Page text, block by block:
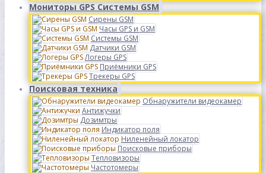
Мониторы GPS Системы GSM
Сирены GSM
Часы GPS и GSM
Системы GSM
Датчики GSM
Логеры GPS
Приёмники GPS
Трекеры GPS
Поисковая техника
Обнаружители видеокамер
Антижучки
Дозимтры
Индикатор поля
Ниленейный локатор
Поисковые приборы
Тепловизоры
Частотомеры